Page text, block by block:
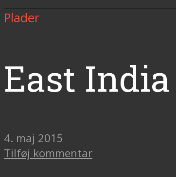
Plader
East
4. maj 2015
Tilføj kommentar